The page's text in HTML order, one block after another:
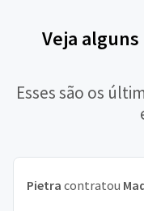
Veja
Esses são os
Pietra contratou